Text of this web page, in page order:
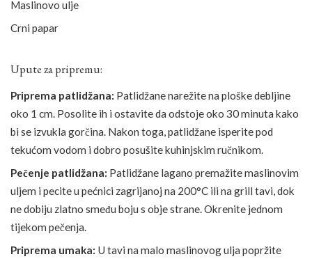
Maslinovo ulje
Crni papar
Upute za pripremu:
Priprema patlidžana: Patlidžane narežite na ploške debljine
oko 1 cm. Posolite ih i ostavite da odstoje oko 30 minuta kako
bi se izvukla gorčina. Nakon toga, patlidžane isperite pod
tekućom vodom i dobro posušite kuhinjskim ručnikom.
Pečenje patlidžana: Patlidžane lagano premažite maslinovim
uljem i pecite u pećnici zagrijanoj na 200°C ili na grill tavi, dok
ne dobiju zlatno smeđu boju s obje strane. Okrenite jednom
tijekom pečenja.
Priprema umaka: U tavi na malo maslinovog ulja popržite